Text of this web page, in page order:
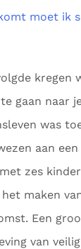
moet ik
kregen
gaan naar
was
aan
zes
maken
Een
van